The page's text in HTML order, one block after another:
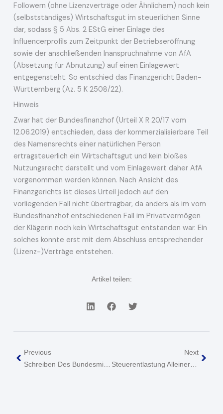
Followern (ohne Lizenzverträge oder Ähnlichem) noch kein
(selbstständiges) Wirtschaftsgut im steuerlichen Sinne
dar, sodass § 5 Abs. 2 EStG einer Einlage des
Influencerprofils zum Zeitpunkt der Betriebseröffnung
sowie der anschließenden Inanspruchnahme von AfA
(Absetzung für Abnutzung) auf einen Einlagewert
entgegensteht. So entschied das Finanzgericht Baden-
Württemberg (Az. 5 K 2508/22).
Hinweis
Zwar hat der Bundesfinanzhof (Urteil X R 20/17 vom
12.06.2019) entschieden, dass der kommerzialisierbare Teil
des Namensrechts einer natürlichen Person
ertragsteuerlich ein Wirtschaftsgut und kein bloßes
Nutzungsrecht darstellt und vom Einlagewert daher AfA
vorgenommen werden können. Nach Ansicht des
Finanzgerichts ist dieses Urteil jedoch auf den
vorliegenden Fall nicht übertragbar, da anders als im vom
Bundesfinanzhof entschiedenen Fall im Privatvermögen
der Klägerin noch kein Wirtschaftsgut entstanden war. Ein
solches konnte erst mit dem Abschluss entsprechender
(Lizenz-)Verträge entstehen.
Artikel teilen:
Previous
Next
Steuerentlastung Alleinerziehender Eltern Im Paritätischen Wechselmodell